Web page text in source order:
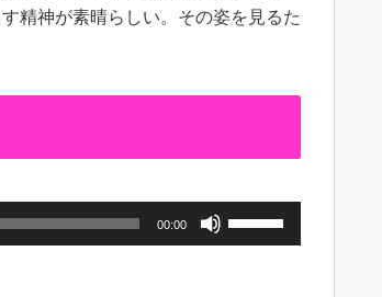
精神が素晴らしい。その姿を見るた
00:00
ボ
リ